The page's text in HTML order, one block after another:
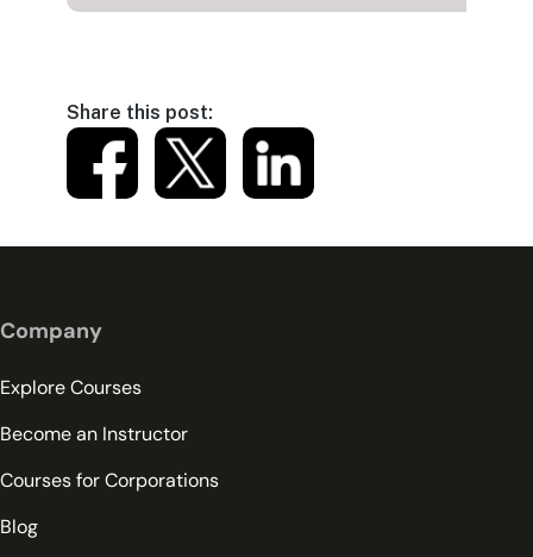
Share this post:
Company
Explore Courses
Become an Instructor
Courses for Corporations
Blog